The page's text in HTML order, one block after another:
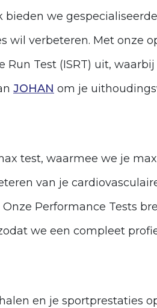
bieden we
wil verbeteren. Met onze
Run Test (ISRT) uit,
JOHAN om je
test, waarmee we je
van je
Performance Tests
we een compleet
en je sportprestaties